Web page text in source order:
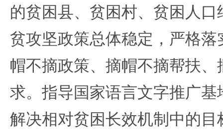
的贫困县、贫困村、贫困人
贫攻坚政策总体稳定，严格
帽不摘政策、摘帽不摘帮扶
求。指导国家语言文字推广
解决相对贫困长效机制中的